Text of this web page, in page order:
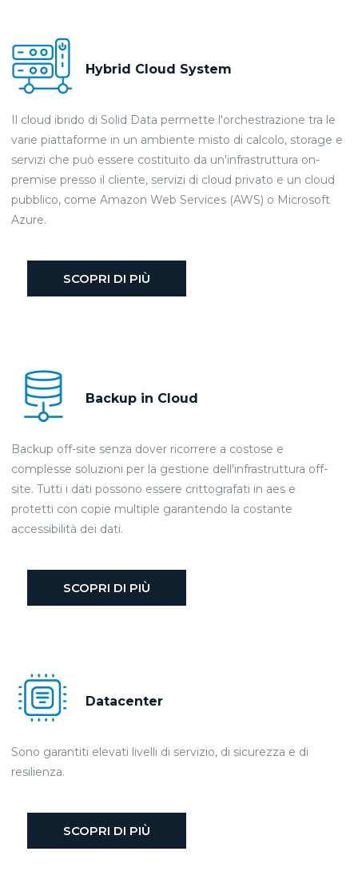
Hybrid Cloud System
Il cloud ibrido di Solid Data permette l'orchestrazione tra le
varie piattaforme in un ambiente misto di calcolo, storage e
servizi che può essere costituito da un'infrastruttura on-
premise presso il cliente, servizi di cloud privato e un cloud
pubblico, come Amazon Web Services (AWS) o Microsoft
Azure.
SCOPRI DI PIÙ
Backup in Cloud
Backup off-site senza dover ricorrere a costose e
complesse soluzioni per la gestione dell’infrastruttura off-
site. Tutti i dati possono essere crittografati in aes e
protetti con copie multiple garantendo la costante
accessibilità dei dati.
SCOPRI DI PIÙ
Datacenter
Sono garantiti elevati livelli di servizio, di sicurezza e di
resilienza.
SCOPRI DI PIÙ